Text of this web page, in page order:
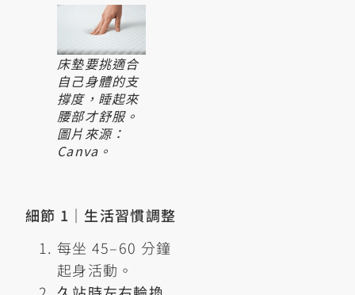
床墊要挑適合
自己身體的支
撐度，睡起來
腰部才舒服。
圖片來源：
Canva。
細節 1｜生活習慣調整
每坐 45–60 分鐘
起身活動。